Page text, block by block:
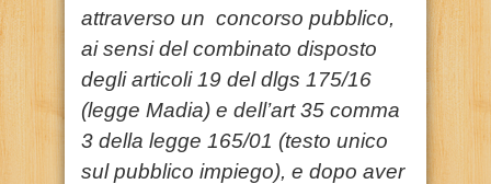
attraverso un concorso pubblico,
ai sensi del combinato disposto
degli articoli 19 del dlgs 175/16
(legge Madia) e dell’art 35 comma
3 della legge 165/01 (testo unico
sul pubblico impiego), e dopo aver